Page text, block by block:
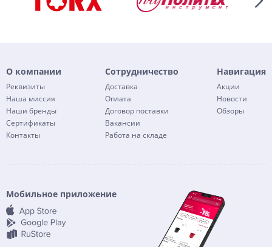
О компании
Реквизиты
Наша миссия
Наши бренды
Сертификаты
Контакты
Сотрудничество
Доставка
Оплата
Договор поставки
Вакансии
Работа на складе
Навигация
Акции
Новости
Обзоры
Мобильное приложение